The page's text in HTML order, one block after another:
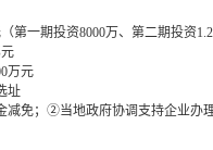
第一期投资8000万、第二期投资1.2
万元
址
减免；②当地政府协调支持企业办